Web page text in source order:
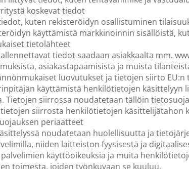
koskevat tiedot
kuten rekisteröidyn osallistuminen
käyttämistä markkinoinnin sisällöistä,
tietolähteet
tiedot saadaan asiakkaalta mm.
asiakastapaamisista ja muista
luovutukset ja tietojen siirto EU:n
käyttämistä henkilötietojen
Tietojen siirrossa noudatetaan tällöin
siirrosta henkilötietojen käsittelijätahon
periaatteet
noudatetaan huolellisuutta ja
niiden laitteiston fyysisestä ja
käyttöoikeuksia ja muita
toimesta, joiden työnkuvaan se kuuluu.